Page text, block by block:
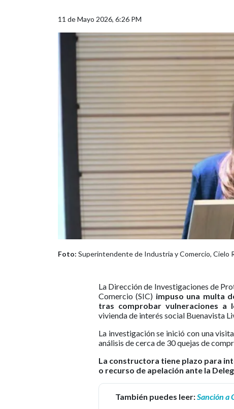
11 de Mayo 2026, 6:26 PM
Foto: Superintendente de Industria y Comercio, Cielo
La Dirección de Investigaciones de
Comercio (SIC) impuso una multa
tras comprobar vulneraciones a
vivienda de interés social Buenavista
La investigación se inició con una
análisis de cerca de 30 quejas de
La constructora tiene plazo para
o recurso de apelación ante la
También puedes leer:Sanción a